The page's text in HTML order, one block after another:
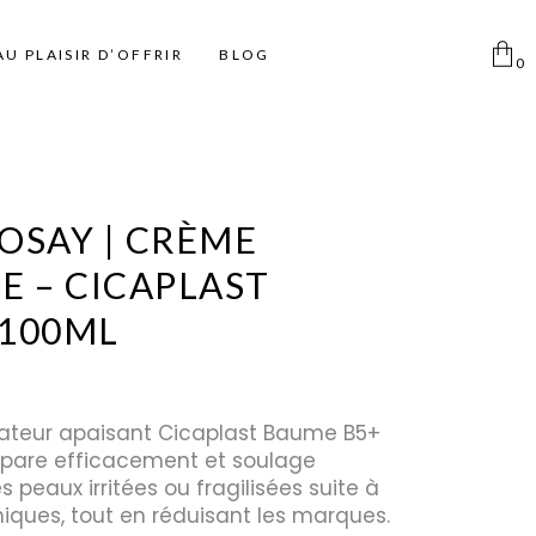
Femme
Homme
Enfant
Pinceaux
Pinceaux Individuels
Ki pinceaux
Disque coton
Taille Crayon
Trousse
Déodorants Spray
Déodorant Roll on et Stick
PLAISIR D’OFFRIR BLOG 0
| CRÈME
– CICAPLAST
apaisant Cicaplast Baume B5+
efficacement et soulage
peaux irritées ou fragilisées suite à
tout en réduisant les marques.